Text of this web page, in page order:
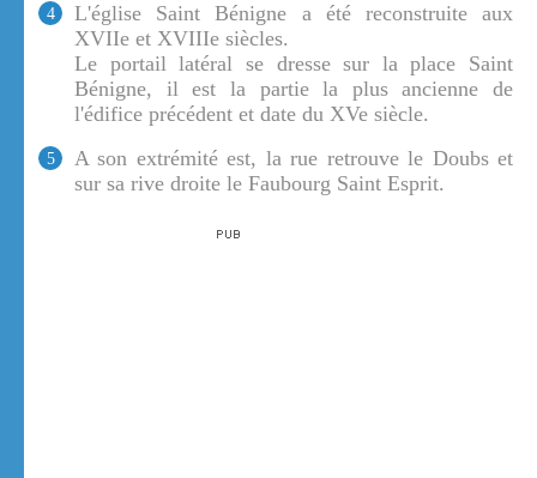
4
L'église Saint Bénigne a été reconstruite aux
XVIIe et XVIIIe siècles.
Le portail latéral se dresse sur la place Saint
Bénigne, il est la partie la plus ancienne de
l'édifice précédent et date du XVe siècle.
5
A son extrémité est, la rue retrouve le Doubs et
sur sa rive droite le Faubourg Saint Esprit.